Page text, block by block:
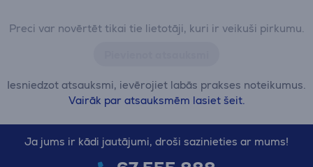
Preci var novērtēt tikai tie lietotāji, kuri ir veikuši pirkumu.
Iesniedzot atsauksmi, ievērojiet labās prakses noteikumus.
Vairāk par atsauksmēm lasiet šeit.
Ja jums ir kādi jautājumi, droši sazinieties ar mums!